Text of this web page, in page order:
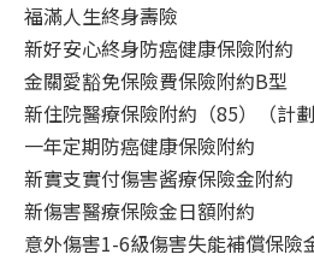
福滿人生終身壽險
新好安心終身防癌健康保險附約
金關愛豁免保險費保險附約B型
新住院醫療保險附約（85）（計劃
一年定期防癌健康保險附約
新實支實付傷害酱療保險金附約
新傷害醫療保險金日額附約
意外傷害1-6級傷害失能補償保險